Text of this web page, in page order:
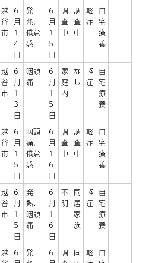
越
谷
市
6
月
1
4
日
発
熱、
倦怠
感
6
月
1
5
日
調
査
中
調
査
中
軽
症
自
宅
療
養
越
谷
市
6
月
1
3
日
咽頭
痛
6
月
1
5
日
家
庭
内
な
し
軽
症
自
宅
療
養
越
谷
市
6
月
1
5
日
咽頭
痛、
倦怠
感
6
月
1
6
日
調
査
中
調
査
中
軽
症
自
宅
療
養
越
谷
市
6
月
1
5
日
発
熱、
咽頭
痛
6
月
1
6
日
不
明
同
居
家
族
軽
症
自
宅
療
養
越 6
発
6
調 同 軽 自